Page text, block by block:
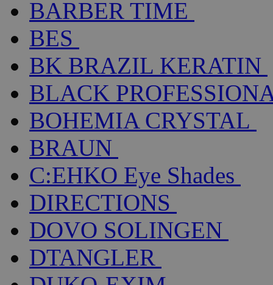
BARBER TIME
BES
BK BRAZIL KERATIN
BLACK
BOHEMIA CRYSTAL
BRAUN
C:EHKO Eye Shades
DIRECTIONS
DOVO SOLINGEN
DTANGLER